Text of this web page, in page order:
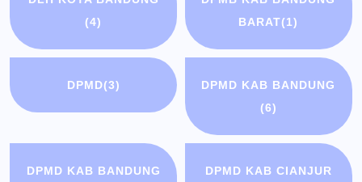
(4)
BARAT(1)
DPMD(3)
DPMD KAB BANDUNG
(6)
DPMD KAB BANDUNG
DPMD KAB CIANJUR